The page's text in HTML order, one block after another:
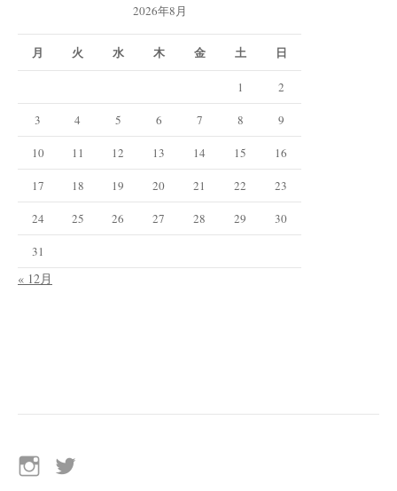
2026年8月
月 火 水 木 金 土 日
1 2
3 4 5 6 7 8 9
10 11 12 13 14 15 16
17 18 19 20 21 22 23
24 25 26 27 28 29 30
31
« 12月